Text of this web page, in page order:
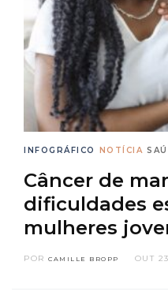
INFOGRÁFICO NOTÍCIA
Câncer de
dificuldades
mulheres
POR CAMILLE BROPP OUT